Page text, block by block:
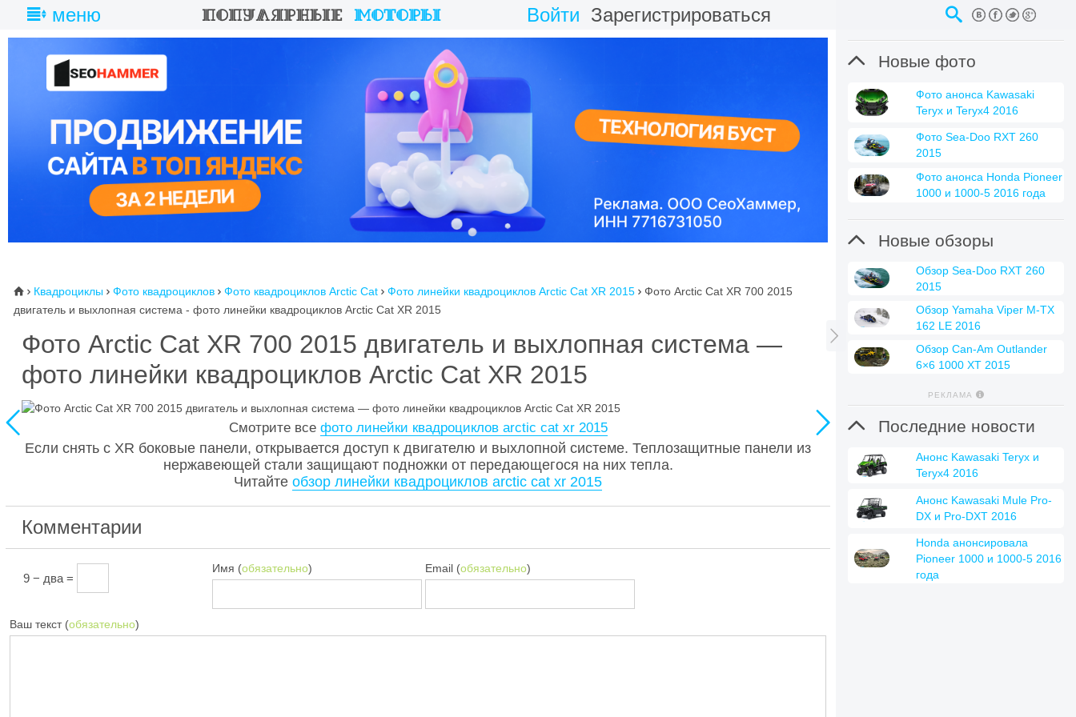
меню Войти Зарегистрироваться
⌂  Квадроциклы  Фото квадроциклов  Фото квадроциклов Arctic Cat  Фото линейки квадроциклов Arctic Cat XR 2015  Фото Arctic Cat XR 700 2015
двигатель и выхлопная система - фото линейки квадроциклов Arctic Cat XR 2015
Фото Arctic Cat XR 700 2015 двигатель и выхлопная система —
фото линейки квадроциклов Arctic Cat XR 2015
 
Смотрите все фото линейки квадроциклов arctic cat xr 2015
Если снять с XR боковые панели, открывается доступ к двигателю и выхлопной системе. Теплозащитные панели из
нержавеющей стали защищают подножки от передающегося на них тепла.
Читайте обзор линейки квадроциклов arctic cat xr 2015
Комментарии
Имя (обязательно) Email (обязательно)
9 − два =
Ваш текст (обязательно)

 Новые фото
Фото анонса Kawasaki
Teryx и Teryx4 2016
Фото Sea-Doo RXT 260
2015
Фото анонса Honda Pioneer
1000 и 1000-5 2016 года
 Новые обзоры
Обзор Sea-Doo RXT 260
2015
Обзор Yamaha Viper M-TX
162 LE 2016
Обзор Can-Am Outlander
6×6 1000 XT 2015
РЕКЛАМА
 Последние новости
Анонс Kawasaki Teryx и
Teryx4 2016
Анонс Kawasaki Mule Pro-
DX и Pro-DXT 2016
Honda анонсировала
Pioneer 1000 и 1000-5 2016
года